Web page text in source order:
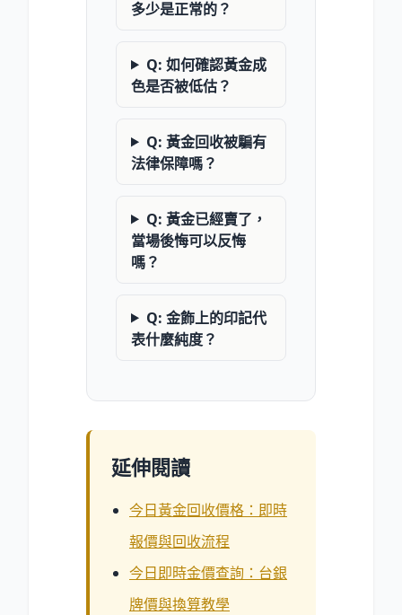
多少是正常的？
Q: 如何確認黃金成
色是否被低估？
Q: 黃金回收被騙有
法律保障嗎？
Q: 黃金已經賣了，
當場後悔可以反悔
嗎？
Q: 金飾上的印記代
表什麼純度？
延伸閱讀
今日黃金回收價格：即時
報價與回收流程
今日即時金價查詢：台銀
牌價與換算教學